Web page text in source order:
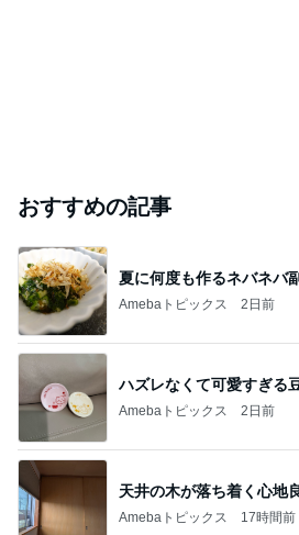
おすすめの記事
夏に何度も作るネバネバ
Amebaトピックス 2日前
ハズレなくて可愛すぎる
Amebaトピックス 2日前
天井の木が落ち着く心地
Amebaトピックス 17時間前